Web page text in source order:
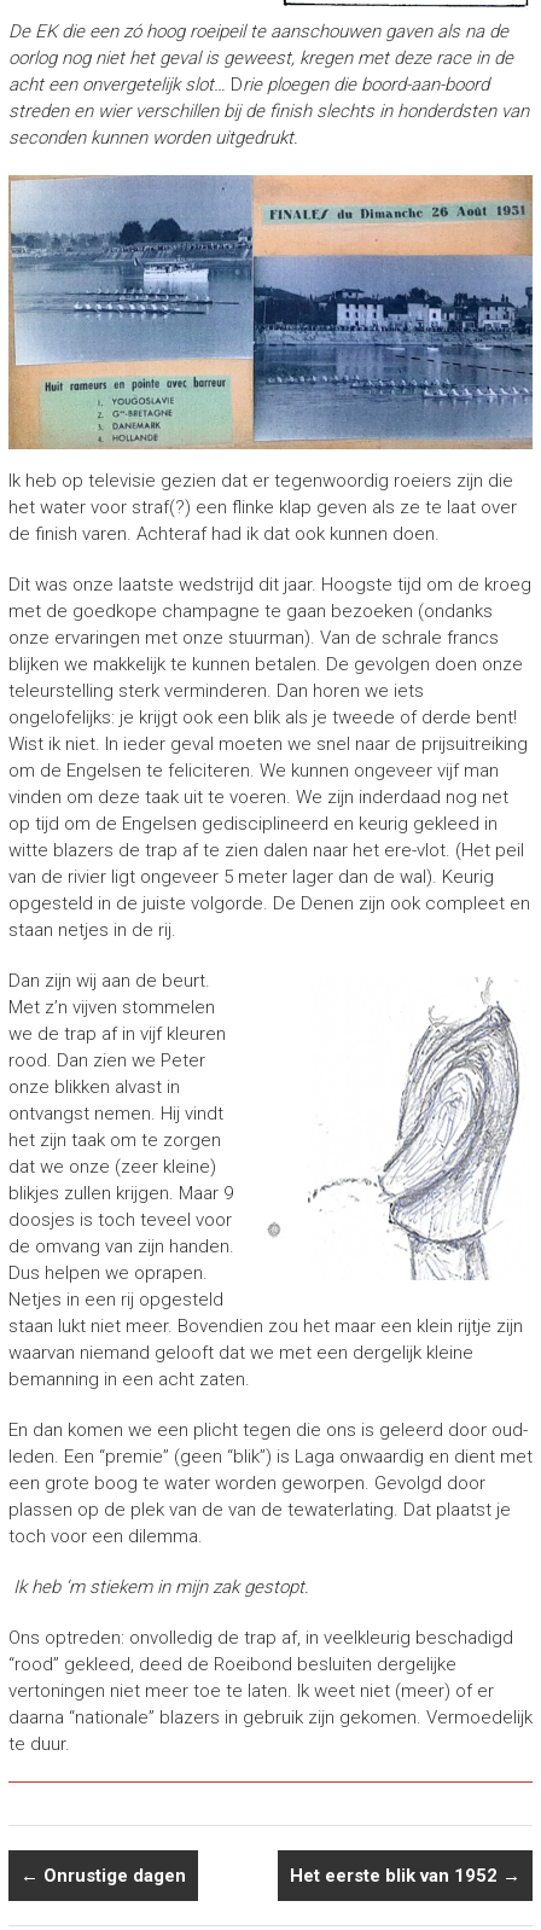
De EK die een zó hoog roeipeil te aanschouwen gaven als na de
oorlog nog niet het geval is geweest, kregen met deze race in de
acht een onvergetelijk slot… Drie ploegen die boord-aan-boord
streden en wier verschillen bij de finish slechts in honderdsten van
seconden kunnen worden uitgedrukt.
Ik heb op televisie gezien dat er tegenwoordig roeiers zijn die
het water voor straf(?) een flinke klap geven als ze te laat over
de finish varen. Achteraf had ik dat ook kunnen doen.
Dit was onze laatste wedstrijd dit jaar. Hoogste tijd om de kroeg
met de goedkope champagne te gaan bezoeken (ondanks
onze ervaringen met onze stuurman). Van de schrale francs
blijken we makkelijk te kunnen betalen. De gevolgen doen onze
teleurstelling sterk verminderen. Dan horen we iets
ongelofelijks: je krijgt ook een blik als je tweede of derde bent!
Wist ik niet. In ieder geval moeten we snel naar de prijsuitreiking
om de Engelsen te feliciteren. We kunnen ongeveer vijf man
vinden om deze taak uit te voeren. We zijn inderdaad nog net
op tijd om de Engelsen gedisciplineerd en keurig gekleed in
witte blazers de trap af te zien dalen naar het ere-vlot. (Het peil
van de rivier ligt ongeveer 5 meter lager dan de wal). Keurig
opgesteld in de juiste volgorde. De Denen zijn ook compleet en
staan netjes in de rij.
Dan zijn wij aan de beurt.
Met z’n vijven stommelen
we de trap af in vijf kleuren
rood. Dan zien we Peter
onze blikken alvast in
ontvangst nemen. Hij vindt
het zijn taak om te zorgen
dat we onze (zeer kleine)
blikjes zullen krijgen. Maar 9
doosjes is toch teveel voor
de omvang van zijn handen.
Dus helpen we oprapen.
Netjes in een rij opgesteld
staan lukt niet meer. Bovendien zou het maar een klein rijtje zijn
waarvan niemand gelooft dat we met een dergelijk kleine
bemanning in een acht zaten.
En dan komen we een plicht tegen die ons is geleerd door oud-
leden. Een “premie” (geen “blik”) is Laga onwaardig en dient met
een grote boog te water worden geworpen. Gevolgd door
plassen op de plek van de van de tewaterlating. Dat plaatst je
toch voor een dilemma.
Ik heb ‘m stiekem in mijn zak gestopt.
Ons optreden: onvolledig de trap af, in veelkleurig beschadigd
“rood” gekleed, deed de Roeibond besluiten dergelijke
vertoningen niet meer toe te laten. Ik weet niet (meer) of er
daarna “nationale” blazers in gebruik zijn gekomen. Vermoedelijk
te duur.
← Onrustige dagen Het eerste blik van 1952 →